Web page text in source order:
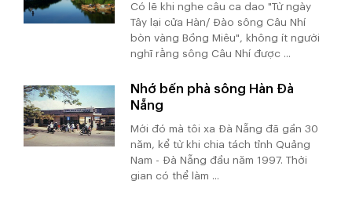
Có lẽ khi nghe câu ca dao "Từ ngày
Tây lại cửa Hàn/ Đào sông Câu Nhí
bòn vàng Bồng Miêu", không ít người
nghĩ rằng sông Câu Nhí được ...
Nhớ bến phà sông Hàn Đà
Nẵng
Mới đó mà tôi xa Đà Nẵng đã gần 30
năm, kể từ khi chia tách tỉnh Quảng
Nam - Đà Nẵng đầu năm 1997. Thời
gian có thể làm ...